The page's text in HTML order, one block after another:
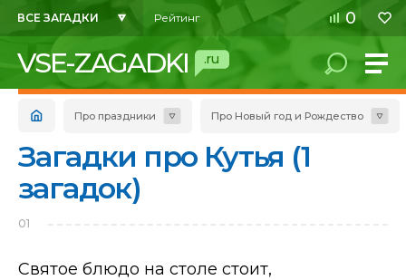
ВСЕ ЗАГАДКИ Рейтинг 0
VSE-ZAGADKI .ru
Про праздники Про Новый год и Рождество
Загадки про Кутья (1
загадок)
01
Святое блюдо на столе стоит,